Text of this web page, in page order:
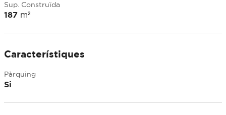
Sup. Construïda
187 m²
Característiques
Pàrquing
Si